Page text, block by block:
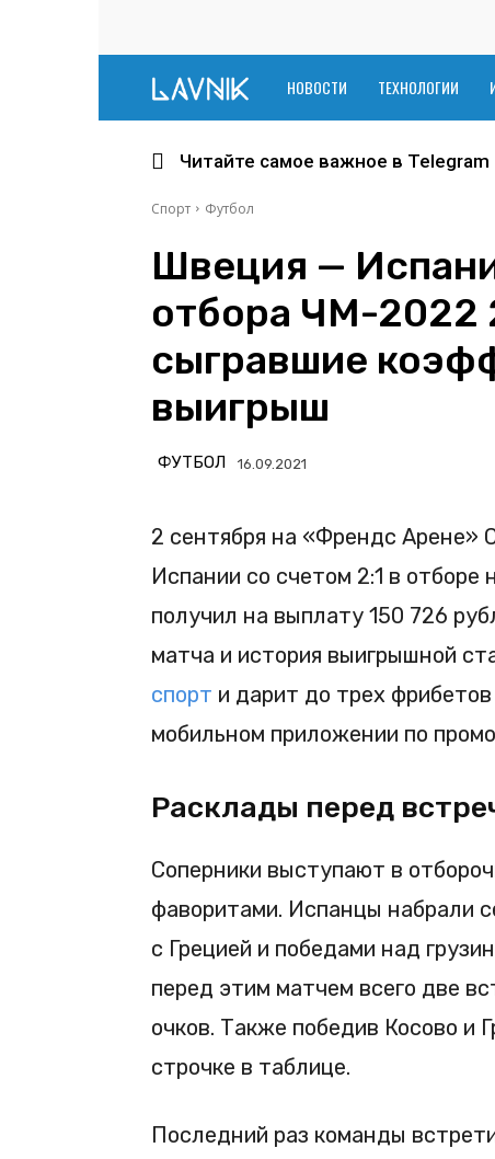
Lavnik.net
НОВОСТИ ТЕХНОЛОГИИ
Читайте самое важное в Telegram
Спорт Футбол
Швеция —
отбора ЧМ-2022
сыгравшие
выигрыш
ФУТБОЛ
2 сентября на «Френдс Арене»
Испании со счетом 2:1 в
получил на выплату 150 726
матча и история выигрышной
спорт и дарит до трех
мобильном приложении по
Расклады перед
Соперники выступают в
фаворитами. Испанцы набрали
с Грецией и победами над
перед этим матчем всего две
очков. Также победив Косово и
строчке в таблице.
Последний раз команды